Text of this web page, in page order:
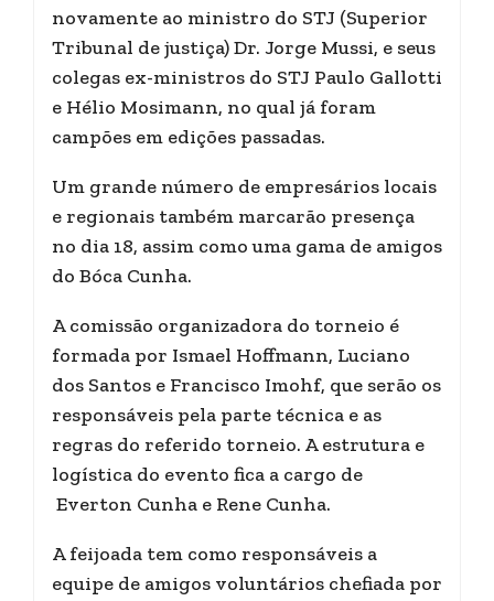
novamente ao ministro do STJ (Superior
Tribunal de justiça) Dr. Jorge Mussi, e seus
colegas ex-ministros do STJ Paulo Gallotti
e Hélio Mosimann, no qual já foram
campões em edições passadas.
Um grande número de empresários locais
e regionais também marcarão presença
no dia 18, assim como uma gama de amigos
do Bóca Cunha.
A comissão organizadora do torneio é
formada por Ismael Hoffmann, Luciano
dos Santos e Francisco Imohf, que serão os
responsáveis pela parte técnica e as
regras do referido torneio. A estrutura e
logística do evento fica a cargo de
Everton Cunha e Rene Cunha.
A feijoada tem como responsáveis a
equipe de amigos voluntários chefiada por